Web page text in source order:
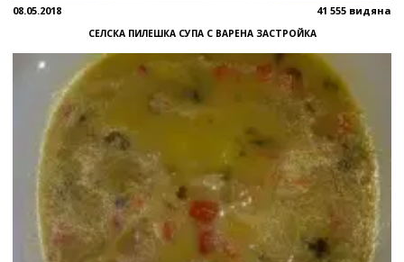
08.05.2018 41 555 видяна
СЕЛСКА ПИЛЕШКА СУПА С ВАРЕНА ЗАСТРОЙКА